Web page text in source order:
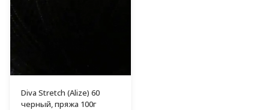
Diva Stretch (Alize) 60
черный, пряжа 100г